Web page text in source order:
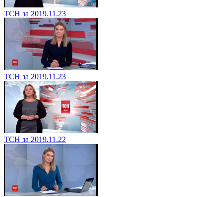
ТСН за 2019.11.23
ТСН за 2019.11.23
ТСН за 2019.11.22